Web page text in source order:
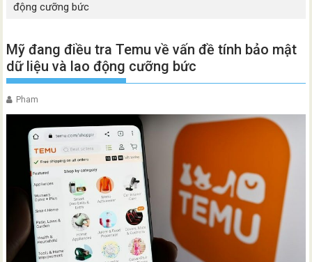
động cưỡng bức
Mỹ đang điều tra Temu về vấn đề tính bảo mật
dữ liệu và lao động cưỡng bức
Pham